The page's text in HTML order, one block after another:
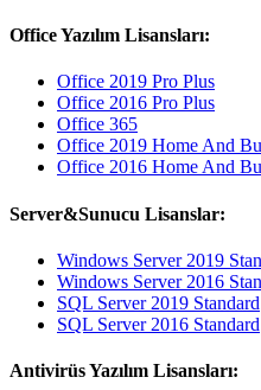
Office Yazılım Lisansları:
Office 2019 Pro Plus
Office 2016 Pro Plus
Office 365
Office 2019 Home And
Office 2016 Home And
Server&Sunucu Lisanslar:
Windows Server 2019
Windows Server 2016
SQL Server 2019 Standard
SQL Server 2016 Standard
Antivirüs Yazılım Lisansları: